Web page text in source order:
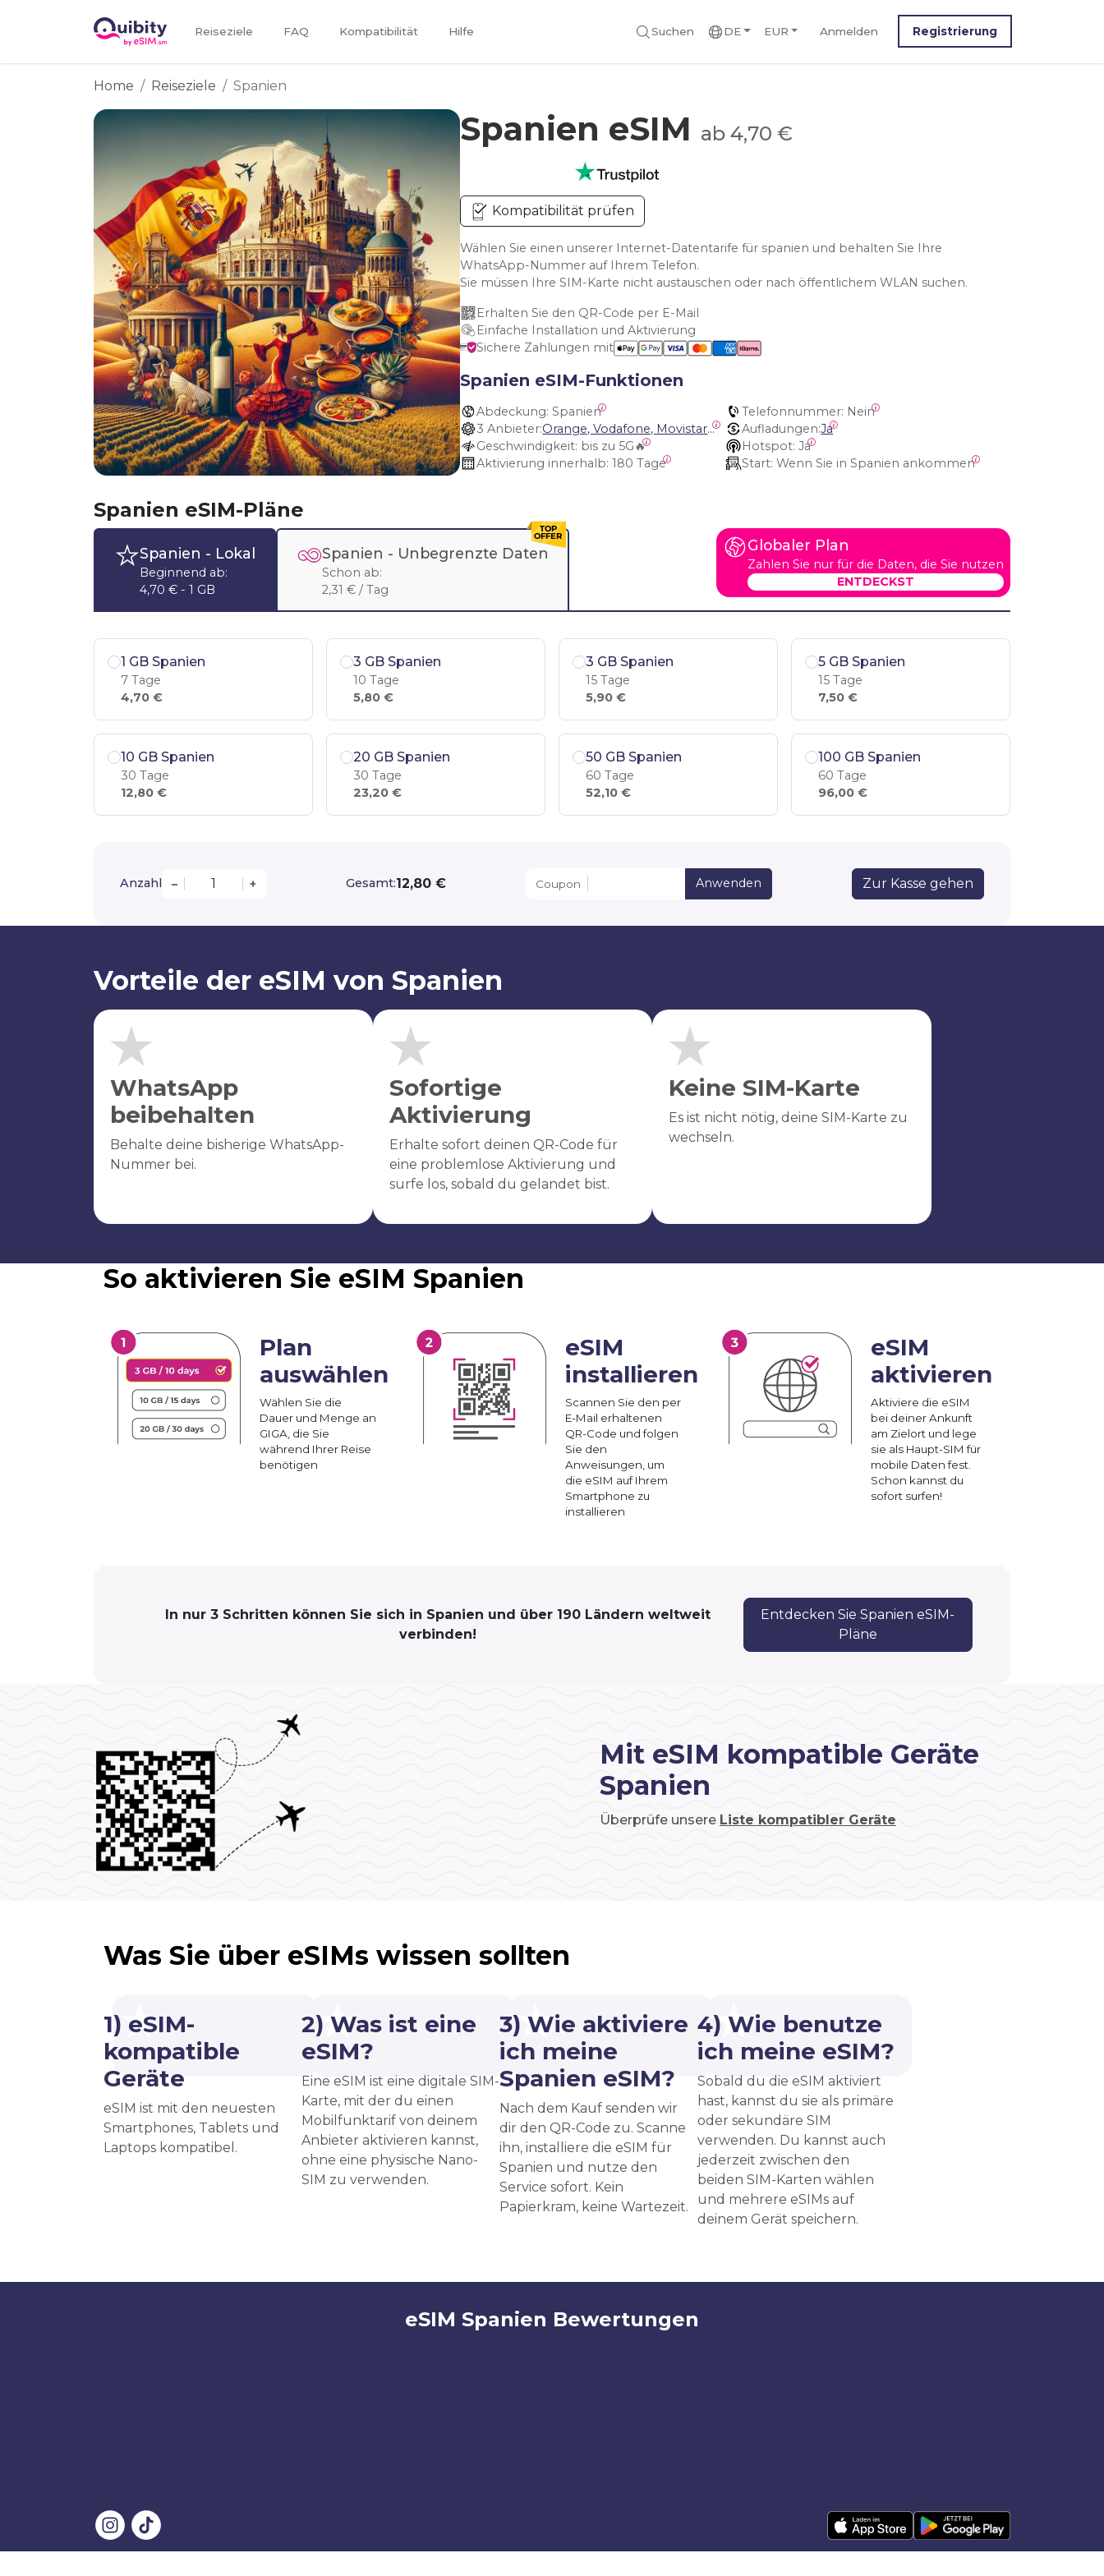
Reiseziele FAQ Kompatibilität Hilfe Suchen DE EUR Anmelden Registrierung
Home Reiseziele Spanien
Spanien eSIM ab 4,70 €
Kompatibilität prüfen
Wählen Sie einen unserer Internet-Datentarife für spanien und behalten Sie Ihre
WhatsApp-Nummer auf Ihrem Telefon.
Sie müssen Ihre SIM-Karte nicht austauschen oder nach öffentlichem WLAN suchen.
Erhalten Sie den QR-Code per E-Mail
Einfache Installation und Aktivierung
Sichere Zahlungen mit
Spanien eSIM-Funktionen
Abdeckung: Spanien Telefonnummer: Nein
3 Anbieter:
Orange, Vodafone, Movistar Spain Aufladungen:Ja
Geschwindigkeit: bis zu 5G🔥 Hotspot: Ja
Aktivierung innerhalb: 180 Tage Start: Wenn Sie in Spanien ankommen
Spanien eSIM-Pläne
Spanien - Lokal
Beginnend ab:
4,70 € - 1 GB
Spanien - Unbegrenzte Daten
Schon ab:
2,31 € / Tag
Globaler Plan
Zahlen Sie nur für die Daten, die Sie nutzen
ENTDECKST
1 GB Spanien
7 Tage
4,70 €
3 GB Spanien
10 Tage
5,80 €
3 GB Spanien
15 Tage
5,90 €
5 GB Spanien
15 Tage
7,50 €
10 GB Spanien
30 Tage
12,80 €
20 GB Spanien
30 Tage
23,20 €
50 GB Spanien
60 Tage
52,10 €
100 GB Spanien
60 Tage
96,00 €
Anzahl – + Gesamt:12,80 € Coupon Anwenden Zur Kasse gehen
Vorteile der eSIM von Spanien
WhatsApp
beibehalten
Behalte deine bisherige WhatsApp-
Nummer bei.
Sofortige
Aktivierung
Erhalte sofort deinen QR-Code für
eine problemlose Aktivierung und
surfe los, sobald du gelandet bist.
Keine SIM-Karte
Es ist nicht nötig, deine SIM-Karte zu
wechseln.
So aktivieren Sie eSIM Spanien
Plan
auswählen
Wählen Sie die
Dauer und Menge an
GIGA, die Sie
während Ihrer Reise
benötigen
eSIM
installieren
Scannen Sie den per
E-Mail erhaltenen
QR-Code und folgen
Sie den
Anweisungen, um
die eSIM auf Ihrem
Smartphone zu
installieren
eSIM
aktivieren
Aktiviere die eSIM
bei deiner Ankunft
am Zielort und lege
sie als Haupt-SIM für
mobile Daten fest.
Schon kannst du
sofort surfen!
In nur 3 Schritten können Sie sich in Spanien und über 190 Ländern weltweit
verbinden!
Entdecken Sie Spanien eSIM-
Pläne
Mit eSIM kompatible Geräte
Spanien
Überprüfe unsere Liste kompatibler Geräte
Was Sie über eSIMs wissen sollten
1) eSIM-
kompatible
Geräte
eSIM ist mit den neuesten
Smartphones, Tablets und
Laptops kompatibel.
2) Was ist eine
eSIM?
Eine eSIM ist eine digitale SIM-
Karte, mit der du einen
Mobilfunktarif von deinem
Anbieter aktivieren kannst,
ohne eine physische Nano-
SIM zu verwenden.
3) Wie aktiviere
ich meine
Spanien eSIM?
Nach dem Kauf senden wir
dir den QR-Code zu. Scanne
ihn, installiere die eSIM für
Spanien und nutze den
Service sofort. Kein
Papierkram, keine Wartezeit.
4) Wie benutze
ich meine eSIM?
Sobald du die eSIM aktiviert
hast, kannst du sie als primäre
oder sekundäre SIM
verwenden. Du kannst auch
jederzeit zwischen den
beiden SIM-Karten wählen
und mehrere eSIMs auf
deinem Gerät speichern.
eSIM Spanien Bewertungen